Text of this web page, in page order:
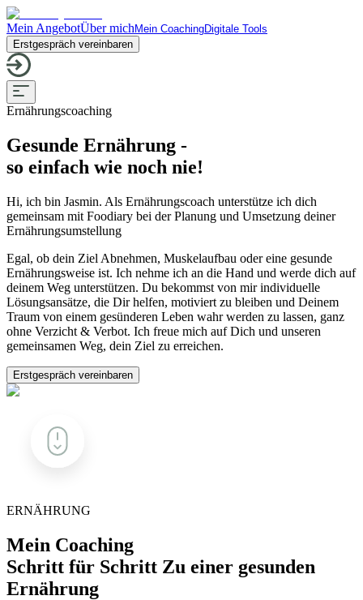
Mein AngebotÜber mich Mein CoachingDigitale Tools
Erstgespräch vereinbaren
Ernährungscoaching
Gesunde Ernährung -
so einfach wie noch nie!
Hi, ich bin Jasmin. Als Ernährungscoach unterstütze ich dich
gemeinsam mit Foodiary bei der Planung und Umsetzung deiner
Ernährungsumstellung
Egal, ob dein Ziel Abnehmen, Muskelaufbau oder eine gesunde
Ernährungsweise ist. Ich nehme ich an die Hand und werde dich auf
deinem Weg unterstützen. Du bekommst von mir individuelle
Lösungsansätze, die Dir helfen, motiviert zu bleiben und Deinem
Traum von einem gesünderen Leben wahr werden zu lassen, ganz
ohne Verzicht & Verbot. Ich freue mich auf Dich und unseren
gemeinsamen Weg, dein Ziel zu erreichen.
Erstgespräch vereinbaren
ERNÄHRUNG
Mein Coaching
Schritt für Schritt Zu einer gesunden
Ernährung